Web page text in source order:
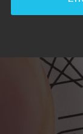
A Fábrica de
empresas